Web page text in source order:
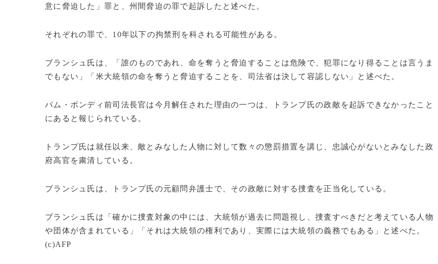
意に脅迫した」罪と、州間脅迫の罪で起訴したと述べた。
それぞれの罪で、10年以下の拘禁刑を科される可能性がある。
ブランシュ氏は、「誰のものであれ、命を奪うと脅迫することは危険で、犯罪になり得ることは言うま
でもない」「米大統領の命を奪うと脅迫することを、司法省は決して容認しない」と述べた。
パム・ボンディ前司法長官は今月解任された理由の一つは、トランプ氏の政敵を起訴できなかったこと
にあると報じられている。
トランプ氏は就任以来、敵とみなした人物に対して数々の懲罰措置を講じ、忠誠心がないとみなした政
府高官を粛清している。
ブランシュ氏は、トランプ氏の元顧問弁護士で、その政敵に対する捜査を正当化している。
ブランシュ氏は「確かに捜査対象の中には、大統領が過去に問題視し、捜査すべきだと考えている人物
や団体が含まれている」「それは大統領の権利であり、実際には大統領の義務でもある」と述べた。
(c)AFP